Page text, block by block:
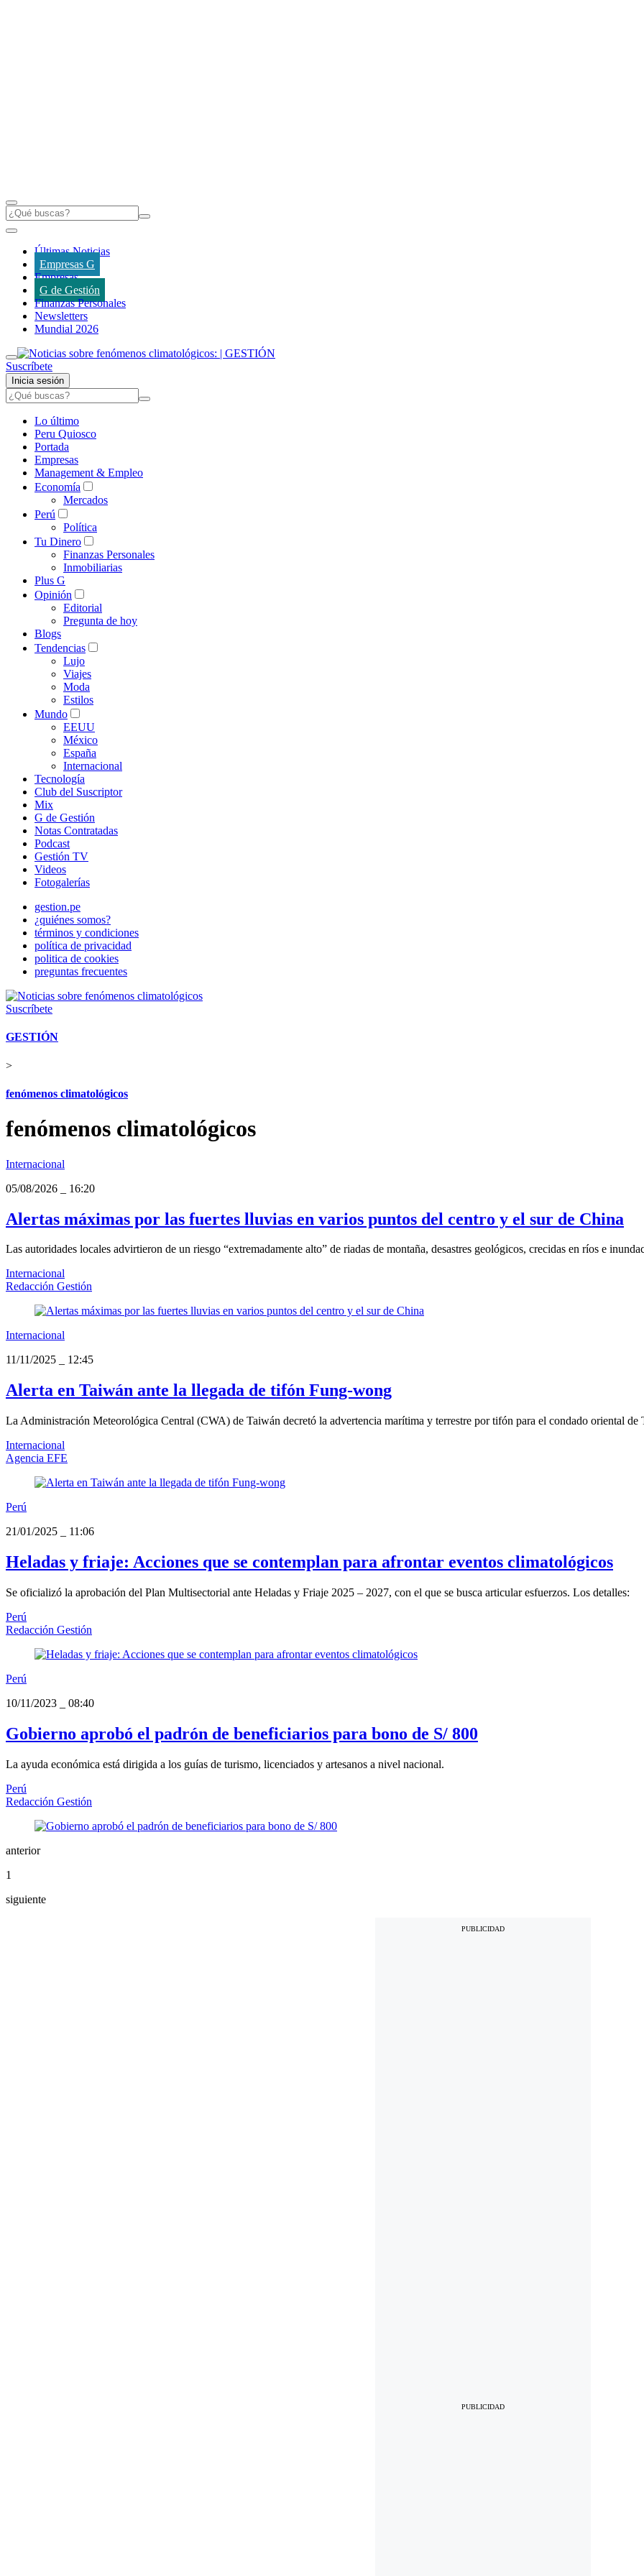
Últimas Noticias
Empresas G
Empresas
G de Gestión
Finanzas Personales
Newsletters
Mundial 2026
Suscríbete
Inicia sesión
Lo último
Peru Quiosco
Portada
Empresas
Management & Empleo
Economía
Mercados
Perú
Política
Tu Dinero
Finanzas Personales
Inmobiliarias
Plus G
Opinión
Editorial
Pregunta de hoy
Blogs
Tendencias
Lujo
Viajes
Moda
Estilos
Mundo
EEUU
México
España
Internacional
Tecnología
Club del Suscriptor
Mix
G de Gestión
Notas Contratadas
Podcast
Gestión TV
Videos
Fotogalerías
gestion.pe
¿quiénes somos?
términos y condiciones
política de privacidad
politica de cookies
preguntas frecuentes
Suscríbete
GESTIÓN
>
fenómenos climatológicos
fenómenos climatológicos
Internacional
05/08/2026
16:20
Alertas máximas por las fuertes lluvias en varios puntos del centro y el sur de China
Las autoridades locales advirtieron de un riesgo “extremadamente alto” de riadas de montaña, desastres geológicos, crecidas en ríos e
Internacional
Redacción Gestión
Internacional
11/11/2025
12:45
Alerta en Taiwán ante la llegada de tifón Fung-wong
La Administración Meteorológica Central (CWA) de Taiwán decretó la advertencia marítima y terrestre por tifón para el condado oriental de
Internacional
Agencia EFE
Perú
21/01/2025
11:06
Heladas y friaje: Acciones que se contemplan para afrontar eventos climatológicos
Se oficializó la aprobación del Plan Multisectorial ante Heladas y Friaje 2025 – 2027, con el que se busca articular esfuerzos. Los detalles:
Perú
Redacción Gestión
Perú
10/11/2023
08:40
Gobierno aprobó el padrón de beneficiarios para bono de S/ 800
La ayuda económica está dirigida a los guías de turismo, licenciados y artesanos a nivel nacional.
Perú
Redacción Gestión
anterior
1
siguiente